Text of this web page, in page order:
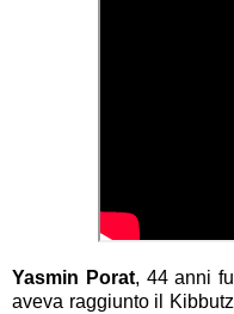
Yasmin Porat, 44 anni
aveva raggiunto il